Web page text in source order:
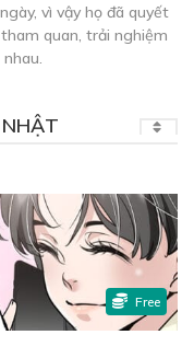
vì vậy họ đã quyết
quan, trải nghiệm
Free